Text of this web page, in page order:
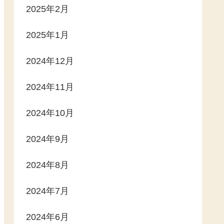
2025年2月
2025年1月
2024年12月
2024年11月
2024年10月
2024年9月
2024年8月
2024年7月
2024年6月